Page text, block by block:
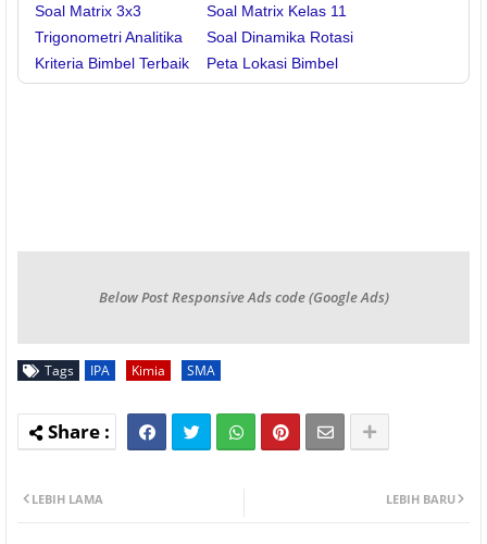
Soal Matrix 3x3
Trigonometri Analitika
Kriteria Bimbel Terbaik
Soal Matrix Kelas 11
Soal Dinamika Rotasi
Peta Lokasi Bimbel
Below Post Responsive Ads code (Google Ads)
Tags IPA Kimia SMA
LEBIH BARU
LEBIH LAMA